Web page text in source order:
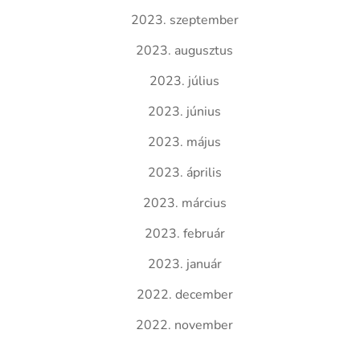
2023. szeptember
2023. augusztus
2023. július
2023. június
2023. május
2023. április
2023. március
2023. február
2023. január
2022. december
2022. november